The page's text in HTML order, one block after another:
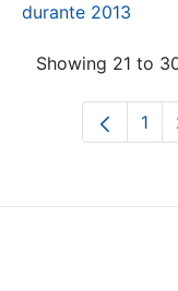
durante 2013
Showing 21 to
1